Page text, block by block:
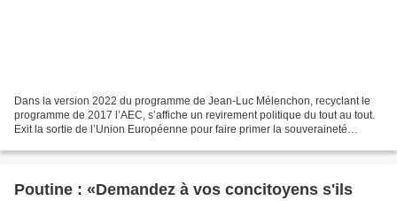
Dans la version 2022 du programme de Jean-Luc Mélenchon, recyclant le
programme de 2017 l’AEC, s’affiche un revirement politique du tout au tout.
Exit la sortie de l’Union Européenne pour faire primer la souveraineté
Poutine : «Demandez à vos concitoyens s'ils